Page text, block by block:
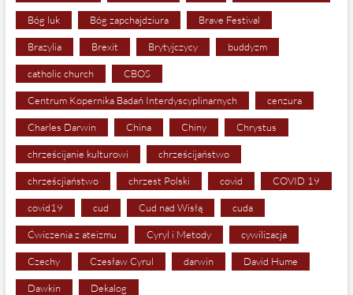
Bóg luk Bóg zapchajdziura Brave Festival
Brazylia Brexit Brytyjczycy buddyzm
catholic church CBOS
Centrum Kopernika Badań Interdyscyplinarnych cenzura
Charles Darwin China Chiny Chrystus
chrześcijanie kulturowi chrześcijaństwo
chrześcjiaństwo chrzest Polski covid COVID 19
covid19 cud Cud nad Wisłą cuda
Ćwiczenia z ateizmu Cyryl i Metody cywilizacja
Czechy Czesław Cyrul darwin David Hume
Dawkin Dekalog